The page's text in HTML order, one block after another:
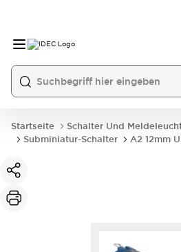
Startseite Schalter Und
Subminiatur-Schalter
A2 12mm